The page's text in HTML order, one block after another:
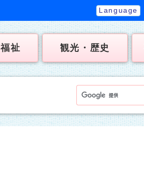
Language
祉 観光・歴史